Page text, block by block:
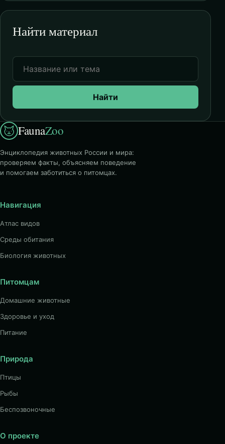
Найти материал
Найти
FaunaZoo
Энциклопедия животных России и мира:
проверяем факты, объясняем поведение
и помогаем заботиться о питомцах.
Навигация
Атлас видов
Среды обитания
Биология животных
Питомцам
Домашние животные
Здоровье и уход
Питание
Природа
Птицы
Рыбы
Беспозвоночные
О проекте